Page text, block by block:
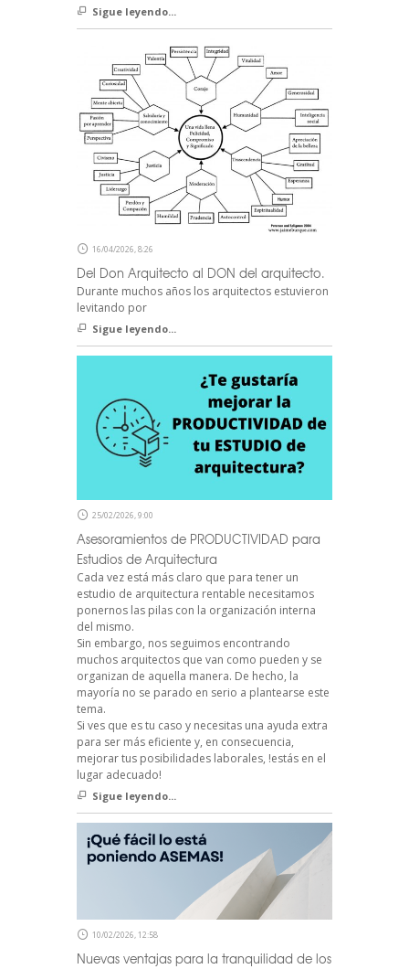
Sigue leyendo...
16/04/2026, 8:26
Del Don Arquitecto al DON del arquitecto.
Durante muchos años los arquitectos estuvieron
levitando por
Sigue leyendo...
25/02/2026, 9:00
Asesoramientos de PRODUCTIVIDAD para
Estudios de Arquitectura
Cada vez está más claro que para tener un
estudio de arquitectura rentable necesitamos
ponernos las pilas con la organización interna
del mismo.
Sin embargo, nos seguimos encontrando
muchos arquitectos que van como pueden y se
organizan de aquella manera. De hecho, la
mayoría no se parado en serio a plantearse este
tema.
Si ves que es tu caso y necesitas una ayuda extra
para ser más eficiente y, en consecuencia,
mejorar tus posibilidades laborales, !estás en el
lugar adecuado!
Sigue leyendo...
10/02/2026, 12:58
Nuevas ventajas para la tranquilidad de los